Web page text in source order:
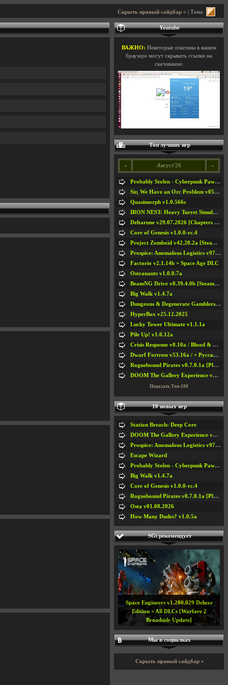
Скрыть правый сайдбар » | Тема:
Youtube
ВАЖНО: Некоторые плагины в вашем
браузере могут скрывать ссылки на
скачивание.
Топ лучших игр
« Август'26 »
Probably Stolen - Cyberpunk Pawnshop Simulator v048c [Playtest]
Sir, We Have an Orc Problem v05.08.2026
Quasimorph v1.0.566s
IRON NEST: Heavy Turret Simulator v1.0a
Deltarune v29.07.2026 [Chapters 1-5] / + RUS [Chapters 1-5]
Core of Genesis v1.0.0-rc.4
Project Zomboid v42.20.2a [Steam Early Access]
Prospice: Anomalous Logistics v97 [Playtest]
Factorio v2.1.14b + Space Age DLC
Ostranauts v1.0.0.7a
BeamNG Drive v0.39.4.0b [Steam Early Access]
Big Walk v1.4.7a
Dungeons & Degenerate Gamblers v2.0.2a
HyperBox v25.12.2025
Lucky Tower Ultimate v1.1.1a
Pile Up! v1.0.12a
Crisis Response v0.10a / Blood & Bullet
Dwarf Fortress v53.16a / + Русская Версия v50.12a
Roguebound Pirates v0.7.0.1a [Playtest]
DOOM The Gallery Experience v1.4.2
Показать Топ-100
10 новых игр
Station Breach: Deep Core
DOOM The Gallery Experience v1.4.2
Prospice: Anomalous Logistics v97 [Playtest]
Escape Wizard
Probably Stolen - Cyberpunk Pawnshop Simulator v048c [Playtest]
Big Walk v1.4.7a
Core of Genesis v1.0.0-rc.4
Roguebound Pirates v0.7.0.1a [Playtest]
Osta v01.08.2026
How Many Dudes? v1.0.5a
SGi рекомендует
Space Engineers v1.200.029 Deluxe
Edition + All DLCs [Warfare 2
Broadside Update]
Мы в социалках
Скрыть правый сайдбар »